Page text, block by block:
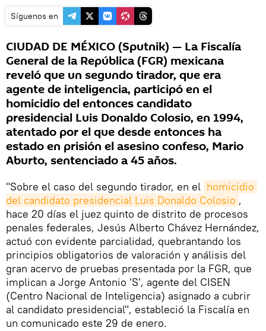
Síguenos en
CIUDAD DE MÉXICO (Sputnik) — La Fiscalía
General de la República (FGR) mexicana
reveló que un segundo tirador, que era
agente de inteligencia, participó en el
homicidio del entonces candidato
presidencial Luis Donaldo Colosio, en 1994,
atentado por el que desde entonces ha
estado en prisión el asesino confeso, Mario
Aburto, sentenciado a 45 años.
"Sobre el caso del segundo tirador, en el homicidio
del candidato presidencial Luis Donaldo Colosio ,
hace 20 días el juez quinto de distrito de procesos
penales federales, Jesús Alberto Chávez Hernández,
actuó con evidente parcialidad, quebrantando los
principios obligatorios de valoración y análisis del
gran acervo de pruebas presentada por la FGR, que
implican a Jorge Antonio 'S', agente del CISEN
(Centro Nacional de Inteligencia) asignado a cubrir
al candidato presidencial", estableció la Fiscalía en
un comunicado este 29 de enero.